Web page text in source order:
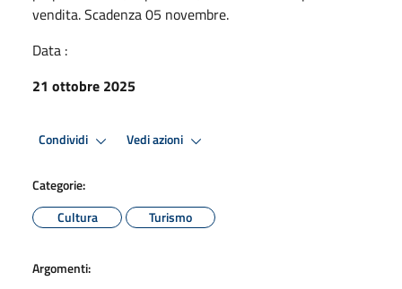
vendita. Scadenza 05 novembre.
Data :
21 ottobre 2025
Condividi Vedi azioni
Categorie:
Cultura
Turismo
Argomenti: